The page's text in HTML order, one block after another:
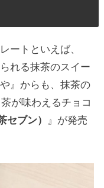
ートといえば、
れる抹茶のスイー
』からも、抹茶の
が味わえるチョコ
セブン）
』が発売